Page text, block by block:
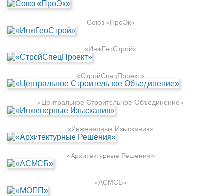
Союз «ПроЭк»
«ИнжГеоСтрой»
«СтройСпецПроект»
«Центральное Строительное Объединение»
«Инженерные Изыскания»
«Архитектурные Решения»
«АСМСБ»